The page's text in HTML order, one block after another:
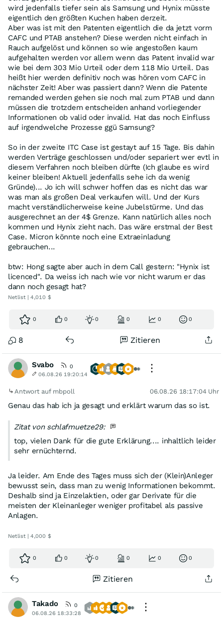
wird jedenfalls tiefer sein als Samsung und Hynix müsste
eigentlich den größten Kuchen haben derzeit.
Aber was ist mit den Patenten eigentlich die da jetzt vorm
CAFC und PTAB anstehen? Diese werden nicht einfach in
Rauch aufgelöst und können so wie angestoßen kaum
aufgehalten werden vor allem wenn das Patent invalid war
wie bei dem 303 Mio Urteil oder dem 118 Mio Urteil. Das
heißt hier werden definitiv noch was hören vom CAFC in
nächster Zeit! Aber was passiert dann? Wenn die Patente
remanded werden gehen sie noch mal zum PTAB und dann
müssen die trotzdem entscheiden anhand vorliegender
Informationen ob valid oder invalid. Hat das noch Einfluss
auf irgendwelche Prozesse ggü Samsung?
So in der zweite ITC Case ist gestayt auf 15 Tage. Bis dahin
werden Verträge geschlossen und/oder separiert wer evtl in
diesem Verfahren noch bleiben dürfte (Ich glaube es wird
keiner bleiben! Aktuell jedenfalls sehe ich da wenig
Gründe)... Jo ich will schwer hoffen das es nicht das war
was man als großen Deal verkaufen will. Und der Kurs
macht verständlicherweise keine Jubelstürme. Und das
ausgerechnet an der 4$ Grenze. Kann natürlich alles noch
kommen und Hynix zieht nach. Das wäre erstmal der Best
Case. Micron könnte noch eine Extraeinladung
gebrauchen...
btw: Hong sagte aber auch in dem Call gestern: "Hynix ist
licenced". Da weiss ich nach wie vor nicht warum er das
dann noch gesagt hat?
Netlist | 4,010 $
0 0 0 0 0 0
8 Zitieren
Svabo
0
06.08.26 19:20:14
Antwort auf mbpoll 06.08.26 18:17:04 Uhr
Genau das hab ich ja gesagt und erklärt warum das so ist.
Zitat von schlafmuetze29:
top, vielen Dank für die gute Erklärung.... inhaltlich leider
sehr ernüchternd.
Ja leider. Am Ende des Tages muss sich der (Klein)Anleger
bewusst sein, dass man zu wenig Informationen bekommt.
Deshalb sind ja Einzelaktien, oder gar Derivate für die
meisten der Kleinanleger weniger profitabel als passive
Anlagen.
Netlist | 4,000 $
0 0 0 0 0 0
Zitieren
Takado
0
06.08.26 18:33:28